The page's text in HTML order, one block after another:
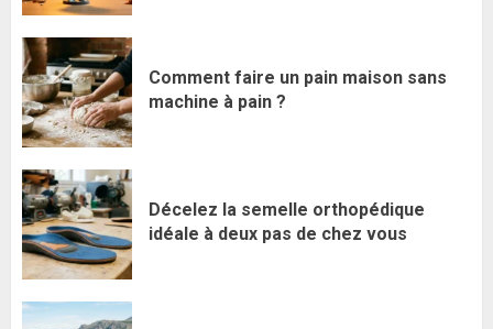
Comment faire un pain maison sans
machine à pain ?
Décelez la semelle orthopédique
idéale à deux pas de chez vous